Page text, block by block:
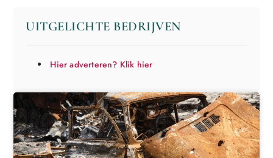
UITGELICHTE BEDRIJVEN
Hier adverteren? Klik hier